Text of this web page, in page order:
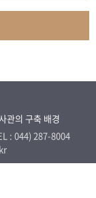
관의 구축 배경
: 044) 287-8004